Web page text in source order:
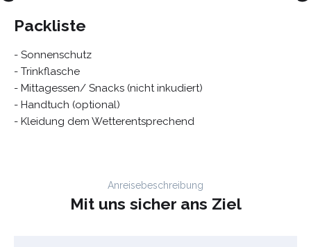
Packliste
- Sonnenschutz
- Trinkflasche
- Mittagessen/ Snacks (nicht inkudiert)
- Handtuch (optional)
- Kleidung dem Wetterentsprechend
Anreisebeschreibung
Mit uns sicher ans Ziel